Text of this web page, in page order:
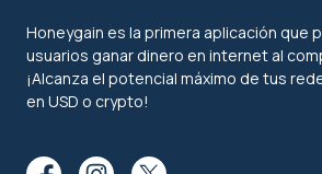
Honeygain es la primera aplicación que
usuarios ganar dinero en internet al
¡Alcanza el potencial máximo de tus
en USD o crypto!